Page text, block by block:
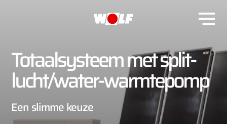
Totaalsysteem met split-
lucht/water-warmtepomp
Een slimme keuze